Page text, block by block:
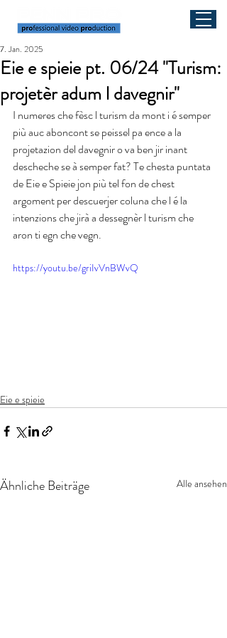
Eie e spieie pt. 06/24 "Turism:
projetèr adum l davegnir"
7. Jan. 2025
I numeres che fèsc l turism da mont i é semper
più auc aboncont se peissel pa ence a la
projetazion del davegnir o va ben jir inant
descheche se à semper fat? Te chesta puntata
de Eie e Spieie jon più tel fon de chest
argoment per descuerjer coluna che l é la
intenzions che jirà a dessegnèr l turism che
aron ti egn che vegn.
https://youtu.be/griIvVnBWvQ
Eie e spieie
Ähnliche Beiträge Alle ansehen